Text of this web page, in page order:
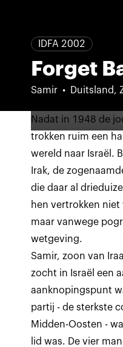
IDFA 2002
Forget
Samir Duitsland,
Nadat in 1948 de
trokken ruim een
wereld naar Israël.
Irak, de
die daar al
hen vertrokken
maar vanwege
wetgeving.
Samir, zoon van
zocht in Israël een
aanknopingspunt
partij - de sterkste
Midden-Oosten -
lid was. De vier